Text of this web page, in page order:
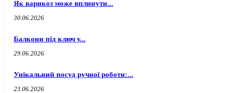
Як варикоз може вплинути...
30.06.2026
Балкони під ключ у...
29.06.2026
Унікальний посуд ручної роботи:...
23.06.2026